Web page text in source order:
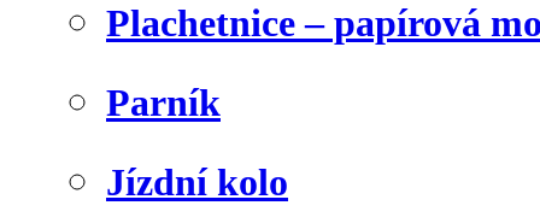
Plachetnice – papírová
Parník
Jízdní kolo